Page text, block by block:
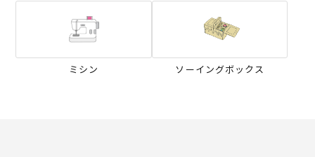
ミシン ソーイングボックス